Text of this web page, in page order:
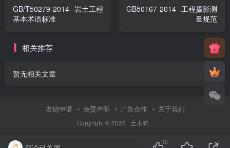
GB/T50279-2014--岩土工程
基本术语标准
GB50167-2014--工程摄影测
量规范
相关推荐
暂无相关文章
友链申请 免责声明 广告合作 关于我们
Copyright © 2025 · 土木狗 ·
10